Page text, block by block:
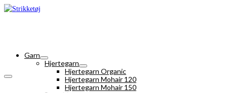
Garn
Hjertegarn
Hjertegarn Organic
Hjertegarn Mohair 120
Hjertegarn Mohair 150